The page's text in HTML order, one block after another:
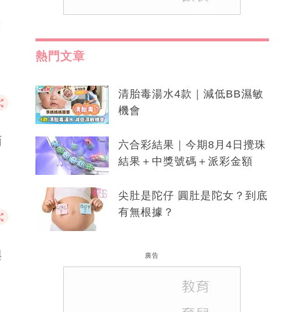
熱門文章
清胎毒湯水4款｜減低BB濕敏
機會
六合彩結果｜今期8月4日攪珠
結果＋中獎號碼＋派彩金額
尖肚是陀仔 圓肚是陀女？到底
有無根據？
廣告